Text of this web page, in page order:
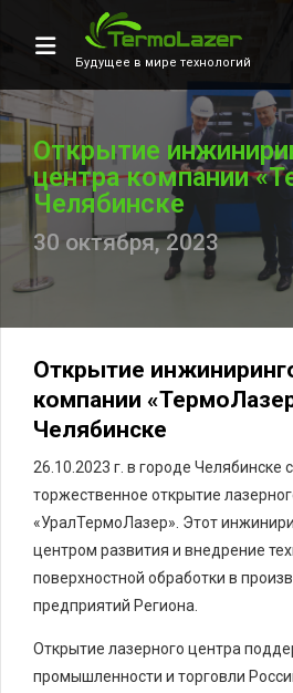
Будущее в мире технологий
Открытие
центра компании
Челябинске
30 октября, 2023
Открытие
компании
Челябинске
26.10.2023 г. в городе Челябинске
торжественное открытие
«УралТермоЛазер». Этот
центром развития и внедрение
поверхностной обработки в
предприятий Региона.
Открытие лазерного центра
промышленности и торговли